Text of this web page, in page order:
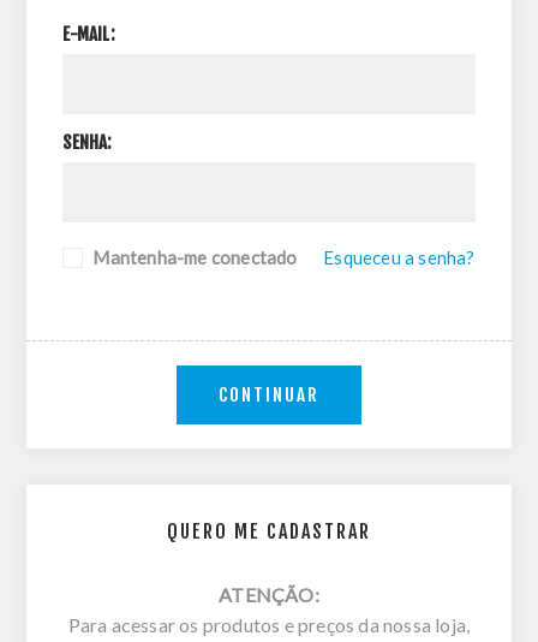
QUERO ME CADASTRAR
ATENÇÃO:
Para acessar os produtos e preços da nossa loja,
E-MAIL:
SENHA:
Mantenha-me conectado Esqueceu a senha?
CONTINUAR